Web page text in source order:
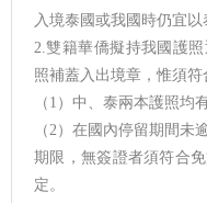
入境泰國或我國時仍宜以
2.雙籍華僑擬持我國護
照補蓋入出境章，惟須符
（1）中、泰兩本護照均
（2）在國內停留期間未
期限，無簽證者須符合
定。